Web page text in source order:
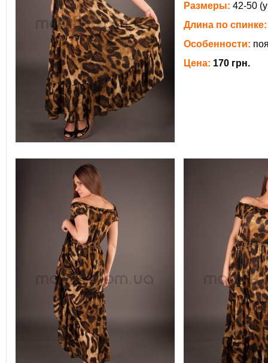
Размеры: 42-50
Длина по спинке:
Особенности:
Цена: 170 грн.